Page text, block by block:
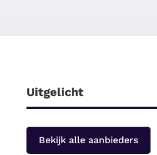
Uitgelicht
Bekijk alle aanbieders